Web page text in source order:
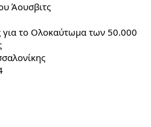
Άουσβιτς
για το Ολοκαύτωμα των 50.000